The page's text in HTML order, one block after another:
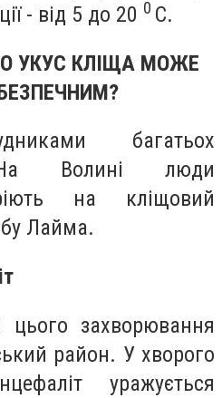
- від 5 до 20 0 С.
УКУС КЛІЩА МОЖЕ
багатьох
На Волині люди
на кліщовий
Лайма.
захворювання
район. У хворого
уражується